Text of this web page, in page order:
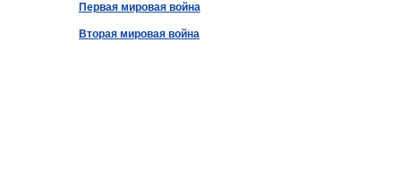
Первая мировая война
Вторая мировая война